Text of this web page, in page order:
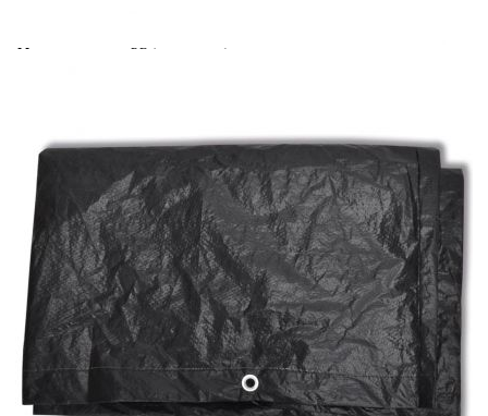
Материал:
PE (полиетилен) покривало + алуминиева капса
Купи на изплащане
Credit calculator
Покривала за градински мебели 2 бр 8 капси
250x210x90 см
Please select credit institution
Цена на продукта: €47.00
Extraction of information from credit institutions
Предоставената таблица е с информационна цел.
Добавете продукта в количката си с бутона "Добави в
количката" и при поръчка ще можете да изберете броя
вноски на кредита.